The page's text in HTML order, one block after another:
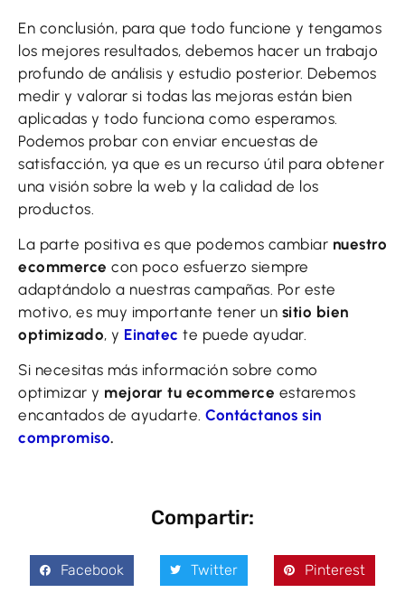
En conclusión, para que todo funcione y tengamos
los mejores resultados, debemos hacer un trabajo
profundo de análisis y estudio posterior. Debemos
medir y valorar si todas las mejoras están bien
aplicadas y todo funciona como esperamos.
Podemos probar con enviar encuestas de
satisfacción, ya que es un recurso útil para obtener
una visión sobre la web y la calidad de los
productos.
La parte positiva es que podemos cambiar nuestro
ecommerce con poco esfuerzo siempre
adaptándolo a nuestras campañas. Por este
motivo, es muy importante tener un sitio bien
optimizado, y Einatec te puede ayudar.
Si necesitas más información sobre como
optimizar y mejorar tu ecommerce estaremos
encantados de ayudarte. Contáctanos sin
compromiso.
Compartir:
Facebook Twitter Pinterest